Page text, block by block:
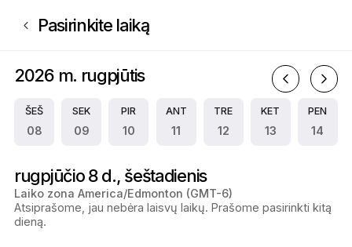
Pasirinkite laiką
2026 m. rugpjūtis
ŠEŠ
08
SEK
09
PIR
10
ANT
11
TRE
12
KET
13
PEN
14
rugpjūčio 8 d., šeštadienis
Laiko zona America/Edmonton (GMT-6)
Atsiprašome, jau nebėra laisvų laikų. Prašome pasirinkti kitą
dieną.